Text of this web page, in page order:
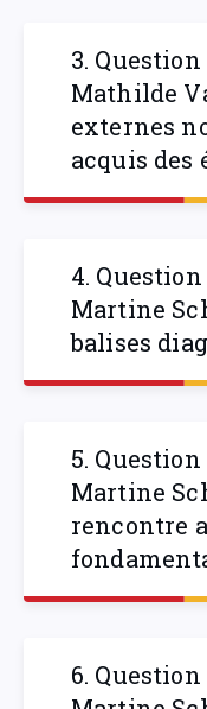
3.
Mathilde
externes
acquis des
4.
Martine
balises
5.
Martine
rencontre
6.